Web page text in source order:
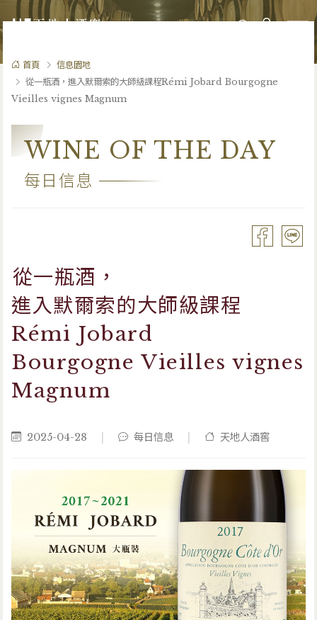
首頁
信息園地
從一瓶酒，進入默爾索的大師級課程Rémi Jobard Bourgogne
Vieilles vignes Magnum
WINE OF THE DAY
每日信息
從一瓶酒，
進入默爾索的大師級課程
Rémi Jobard
Bourgogne Vieilles vignes
Magnum
2025-04-28 每日信息 天地人酒窖